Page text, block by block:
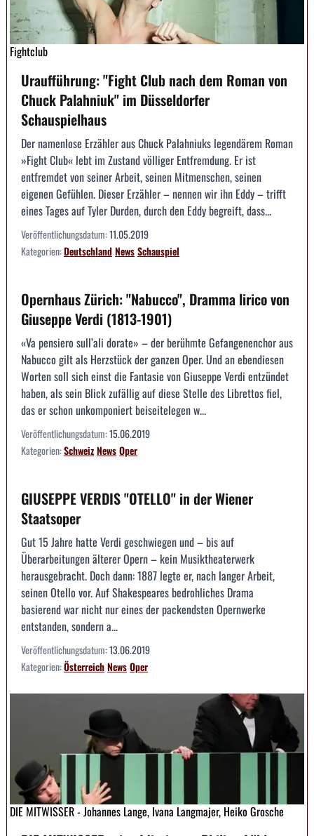
Fightclub
Uraufführung: "Fight Club nach dem Roman von
Chuck Palahniuk" im Düsseldorfer
Schauspielhaus
Der namenlose Erzähler aus Chuck Palahniuks legendärem Roman
»Fight Club« lebt im Zustand völliger Entfremdung. Er ist
entfremdet von seiner Arbeit, seinen Mitmenschen, seinen
eigenen Gefühlen. Dieser Erzähler – nennen wir ihn Eddy – trifft
eines Tages auf Tyler Durden, durch den Eddy begreift, dass...
Veröffentlichungsdatum:11.05.2019
Kategorien:DeutschlandNewsSchauspiel
Opernhaus Zürich: "Nabucco", Dramma lirico von
Giuseppe Verdi (1813-1901)
«Va pensiero sull’ali dorate» – der berühmte Gefangenenchor aus
Nabucco gilt als Herzstück der ganzen Oper. Und an ebendiesen
Worten soll sich einst die Fantasie von Giuseppe Verdi entzündet
haben, als sein Blick zufällig auf diese Stelle des Librettos fiel,
das er schon unkomponiert beiseitelegen w...
Veröffentlichungsdatum:15.06.2019
Kategorien:SchweizNewsOper
GIUSEPPE VERDIS "OTELLO" in der Wiener
Staatsoper
Gut 15 Jahre hatte Verdi geschwiegen und – bis auf
Überarbeitungen älterer Opern – kein Musiktheaterwerk
herausgebracht. Doch dann: 1887 legte er, nach langer Arbeit,
seinen Otello vor. Auf Shakespeares bedrohliches Drama
basierend war nicht nur eines der packendsten Opernwerke
entstanden, sondern a...
Veröffentlichungsdatum:13.06.2019
Kategorien:ÖsterreichNewsOper
DIE MITWISSER - Johannes Lange, Ivana Langmajer, Heiko Grosche